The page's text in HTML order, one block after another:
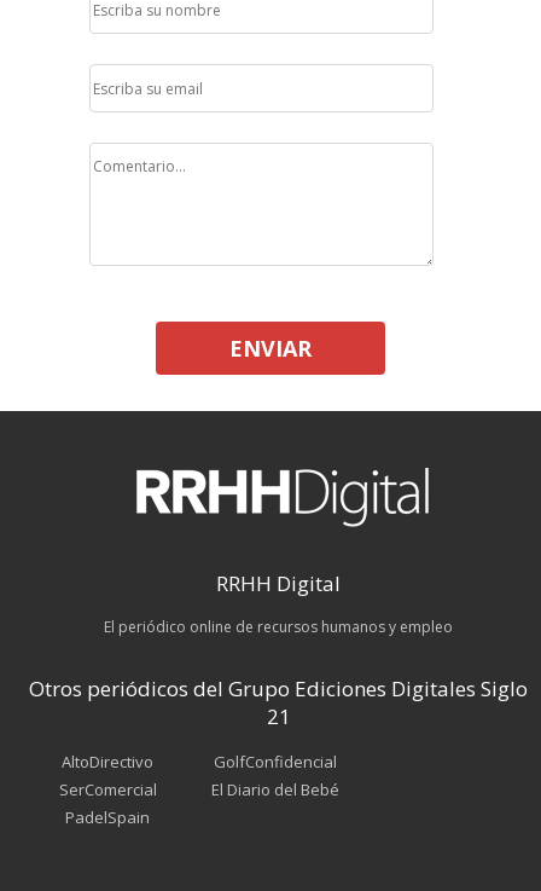
ENVIAR
RRHH Digital
El periódico online de recursos humanos y empleo
Otros periódicos del Grupo Ediciones Digitales Siglo
21
AltoDirectivo
SerComercial
PadelSpain
GolfConfidencial
El Diario del Bebé